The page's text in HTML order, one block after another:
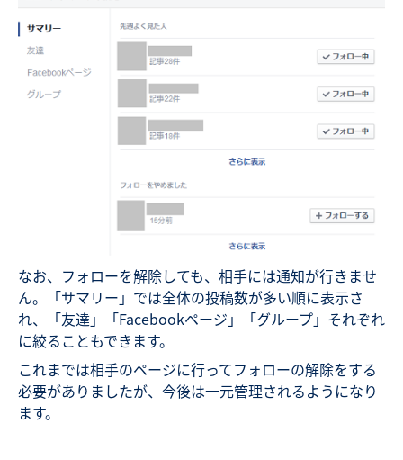
なお、フォローを解除しても、相手には通知が行きませ
ん。「サマリー」では全体の投稿数が多い順に表示さ
れ、「友達」「Facebookページ」「グループ」それぞれ
に絞ることもできます。
これまでは相手のページに行ってフォローの解除をする
必要がありましたが、今後は一元管理されるようになり
ます。